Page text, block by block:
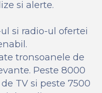
si alerte.
si radio-ul ofertei
tronsoanele de
Peste 8000
TV si peste 7500